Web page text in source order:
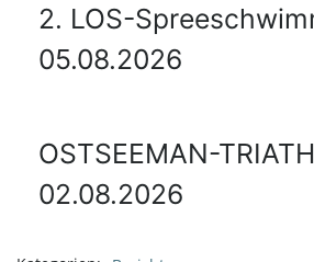
2. LOS-
05.08.2026
OSTSEEMAN-
02.08.2026